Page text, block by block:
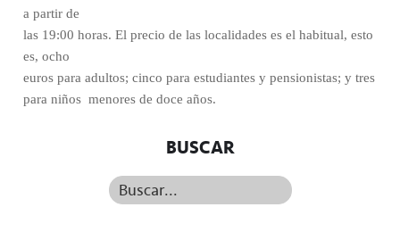
a partir de
las 19:00 horas. El precio de las localidades es el habitual, esto
es, ocho
euros para adultos; cinco para estudiantes y pensionistas; y tres
para niños menores de doce años.
BUSCAR
Buscar...